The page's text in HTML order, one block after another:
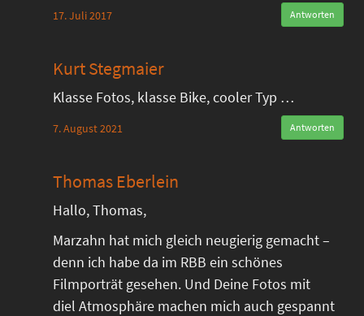
17. Juli 2017 Antworten
Kurt Stegmaier
Klasse Fotos, klasse Bike, cooler Typ …
7. August 2021 Antworten
Thomas Eberlein
Hallo, Thomas,
Marzahn hat mich gleich neugierig gemacht –
denn ich habe da im RBB ein schönes
Filmporträt gesehen. Und Deine Fotos mit
diel Atmosphäre machen mich auch gespannt